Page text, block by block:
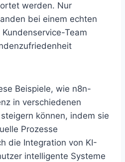
werden. Nur
bei einem echten
Team
Beispiele, wie n8n-
in verschiedenen
können, indem sie
Prozesse
die Integration von KI-
intelligente Systeme